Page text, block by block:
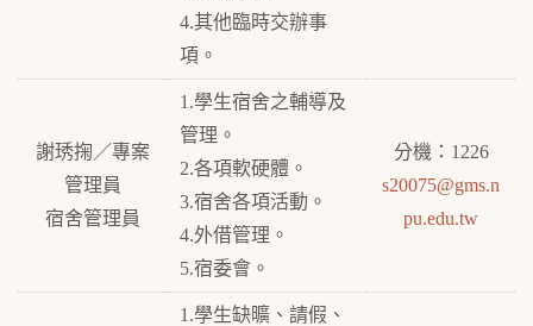
4.其他臨時交辦事
項。
謝琇掬／專案
管理員
宿舍管理員
1.學生宿舍之輔導及
管理。
2.各項軟硬體。
3.宿舍各項活動。
4.外借管理。
5.宿委會。
分機：1226
s20075@gms.n
pu.edu.tw
1.學生缺曠、請假、